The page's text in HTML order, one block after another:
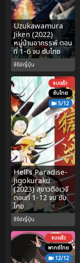
Uzukawamura
Jiken (2022)
หมู่บ้านอาถรรพ์ ตอน
ที่ 1-6 จบ ซับไทย
ซีรีย์ญี่ปุ่น
จบแล้ว
ซับไทย
5/12
Hell’s Paradise-
Jigokuraku
(2023) สุขาวดีอเวจี
ตอนที่ 1-12 จบ ซับ
ไทย
ซีรีย์ญี่ปุ่น
จบแล้ว
พากย์ไทย
12/12